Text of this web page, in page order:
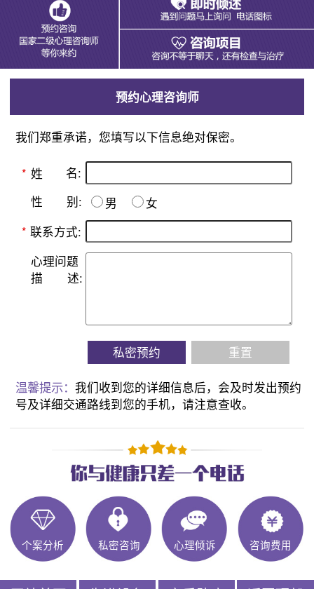
预约心理咨询师
我们郑重承诺，您填写以下信息绝对保密。
* 姓 名:
性 别: 男
女
* 联系方式:
心理问题
描
述:
私密预约 重置
温馨提示：我们收到您的详细信息后，会及时发出预约
号及详细交通路线到您的手机，请注意查收。
个案分析 私密咨询 心理倾诉 咨询费用